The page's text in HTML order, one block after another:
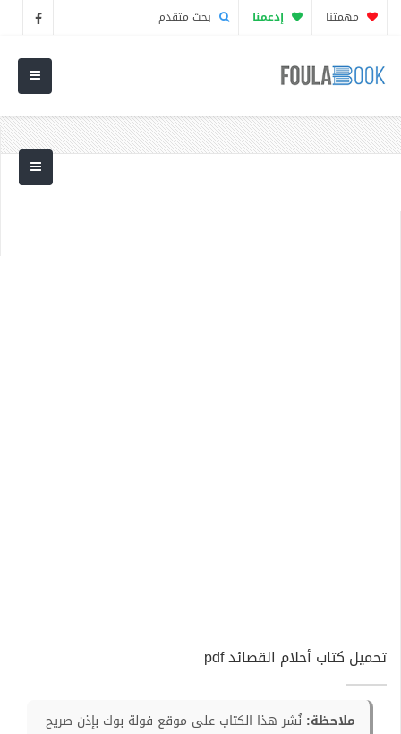
مهمتنا إدعمنا بحث متقدم
تحميل كتاب أحلام القصائد pdf
ملاحظة: نُشر هذا الكتاب على موقع فولة بوك بإذن صريح